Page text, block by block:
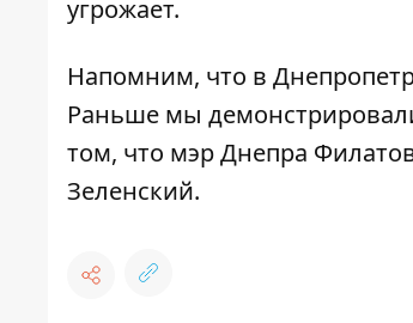
угрожает.
Напомним, что в
Раньше мы
том, что мэр Днепра
Зеленский.